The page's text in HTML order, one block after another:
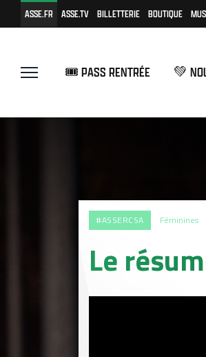
ASSE.FR ASSE.TV BILLETTERIE BOUTIQUE
🎟️ PASS RENTRÉE 💚
#ASSERCSA Féminines
Le